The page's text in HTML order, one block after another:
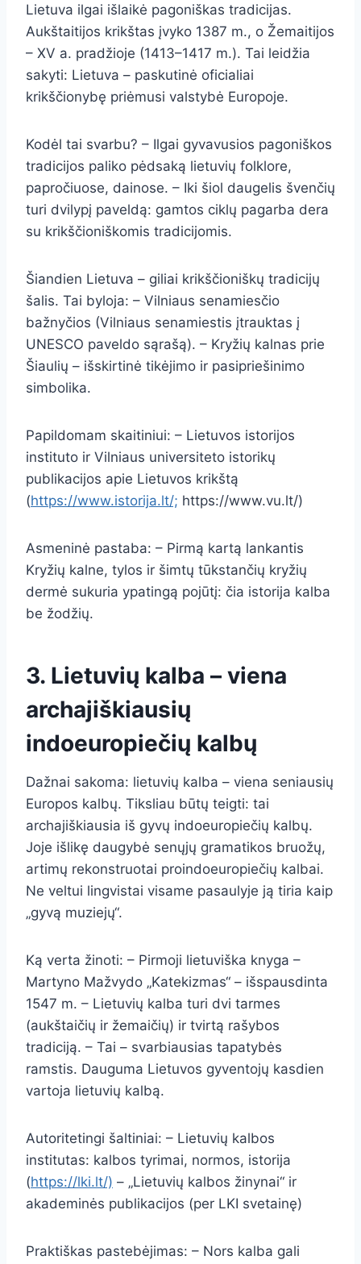
Lietuva ilgai išlaikė pagoniškas tradicijas.
Aukštaitijos krikštas įvyko 1387 m., o Žemaitijos
– XV a. pradžioje (1413–1417 m.). Tai leidžia
sakyti: Lietuva – paskutinė oficialiai
krikščionybę priėmusi valstybė Europoje.
Kodėl tai svarbu? – Ilgai gyvavusios pagoniškos
tradicijos paliko pėdsaką lietuvių folklore,
papročiuose, dainose. – Iki šiol daugelis švenčių
turi dvilypį paveldą: gamtos ciklų pagarba dera
su krikščioniškomis tradicijomis.
Šiandien Lietuva – giliai krikščioniškų tradicijų
šalis. Tai byloja: – Vilniaus senamiesčio
bažnyčios (Vilniaus senamiestis įtrauktas į
UNESCO paveldo sąrašą). – Kryžių kalnas prie
Šiaulių – išskirtinė tikėjimo ir pasipriešinimo
simbolika.
Papildomam skaitiniui: – Lietuvos istorijos
instituto ir Vilniaus universiteto istorikų
publikacijos apie Lietuvos krikštą
(https://www.istorija.lt/; https://www.vu.lt/)
Asmeninė pastaba: – Pirmą kartą lankantis
Kryžių kalne, tylos ir šimtų tūkstančių kryžių
dermė sukuria ypatingą pojūtį: čia istorija kalba
be žodžių.
3. Lietuvių kalba – viena
archajiškiausių
indoeuropiečių kalbų
Dažnai sakoma: lietuvių kalba – viena seniausių
Europos kalbų. Tiksliau būtų teigti: tai
archajiškiausia iš gyvų indoeuropiečių kalbų.
Joje išlikę daugybė senųjų gramatikos bruožų,
artimų rekonstruotai proindoeuropiečių kalbai.
Ne veltui lingvistai visame pasaulyje ją tiria kaip
„gyvą muziejų“.
Ką verta žinoti: – Pirmoji lietuviška knyga –
Martyno Mažvydo „Katekizmas“ – išspausdinta
1547 m. – Lietuvių kalba turi dvi tarmes
(aukštaičių ir žemaičių) ir tvirtą rašybos
tradiciją. – Tai – svarbiausias tapatybės
ramstis. Dauguma Lietuvos gyventojų kasdien
vartoja lietuvių kalbą.
Autoritetingi šaltiniai: – Lietuvių kalbos
institutas: kalbos tyrimai, normos, istorija
(https://lki.lt/) – „Lietuvių kalbos žinynai“ ir
akademinės publikacijos (per LKI svetainę)
Praktiškas pastebėjimas: – Nors kalba gali